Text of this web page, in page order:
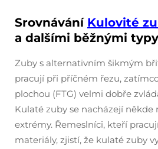
Srovnávání Kulovité
a dalšími běžnými
Zuby s alternativním šikmým
pracují při příčném řezu,
plochou (FTG) velmi dobře
Kulaté zuby se nacházejí
extrémy. Řemeslníci, kteří
materiály, zjistí, že kulaté zuby